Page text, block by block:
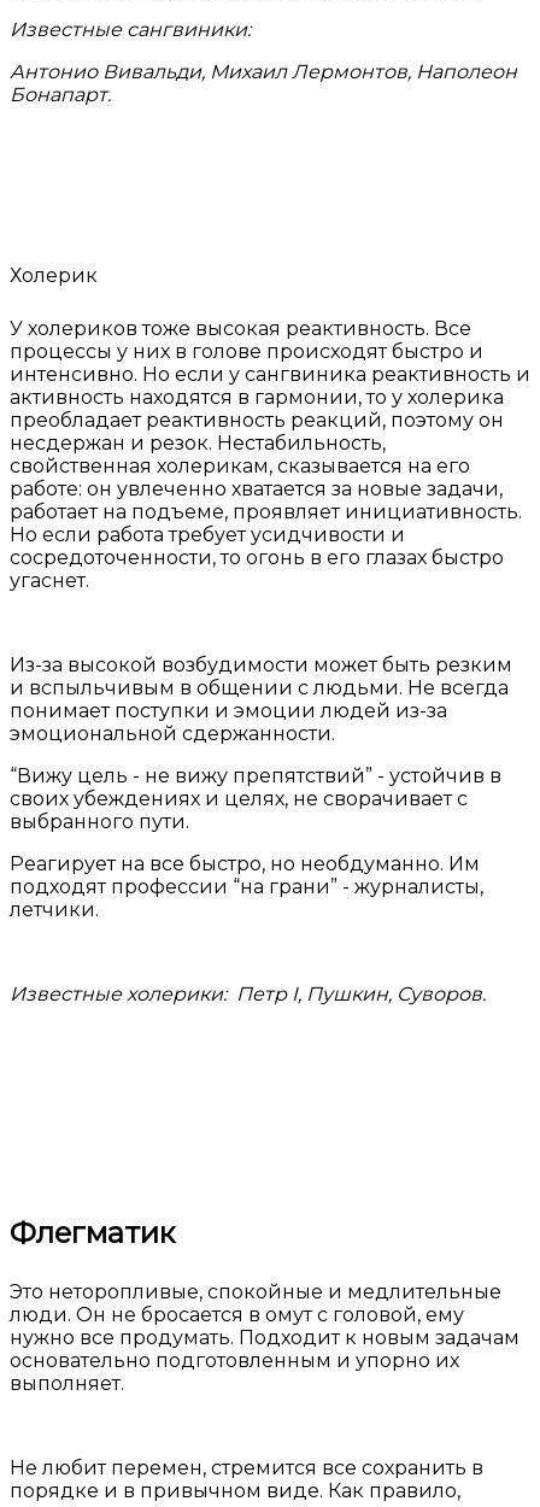
Известные сангвиники:
Антонио Вивальди, Михаил Лермонтов, Наполеон
Бонапарт.
Холерик
У холериков тоже высокая реактивность. Все
процессы у них в голове происходят быстро и
интенсивно. Но если у сангвиника реактивность и
активность находятся в гармонии, то у холерика
преобладает реактивность реакций, поэтому он
несдержан и резок. Нестабильность,
свойственная холерикам, сказывается на его
работе: он увлеченно хватается за новые задачи,
работает на подъеме, проявляет инициативность.
Но если работа требует усидчивости и
сосредоточенности, то огонь в его глазах быстро
угаснет.
Из-за высокой возбудимости может быть резким
и вспыльчивым в общении с людьми. Не всегда
понимает поступки и эмоции людей из-за
эмоциональной сдержанности.
“Вижу цель - не вижу препятствий” - устойчив в
своих убеждениях и целях, не сворачивает с
выбранного пути.
Реагирует на все быстро, но необдуманно. Им
подходят профессии “на грани” - журналисты,
летчики.
Известные холерики: Петр I, Пушкин, Суворов.
Флегматик
Это неторопливые, спокойные и медлительные
люди. Он не бросается в омут с головой, ему
нужно все продумать. Подходит к новым задачам
основательно подготовленным и упорно их
выполняет.
Не любит перемен, стремится все сохранить в
порядке и в привычном виде. Как правило,